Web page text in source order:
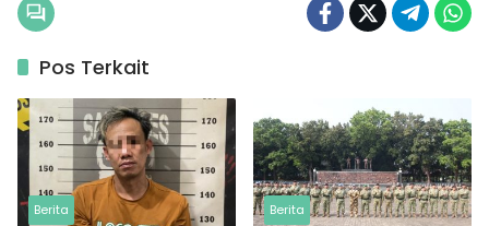
Pos Terkait
Berita Berita